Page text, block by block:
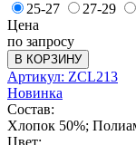
25-27
27-29
Цена
по запросу
В КОРЗИНУ
Артикул: ZCL213
Новинка
Состав:
Хлопок 50%;